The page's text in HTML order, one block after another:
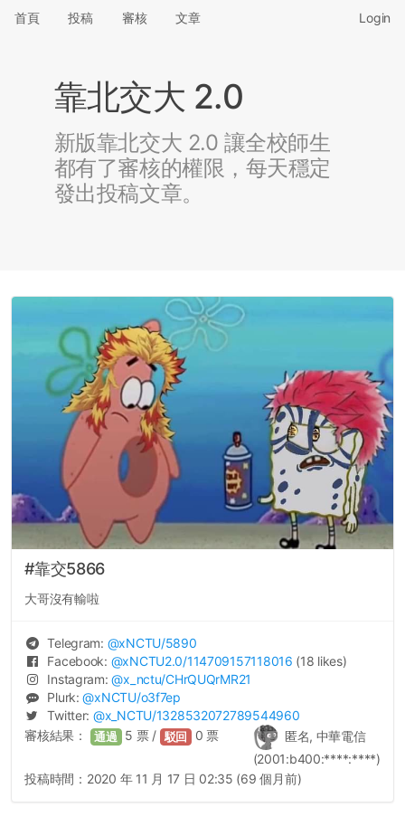
首頁 投稿 審核 文章 Login
靠北交大 2.0
新版靠北交大 2.0 讓全校師生
都有了審核的權限，每天穩定
發出投稿文章。
#靠交5866
大哥沒有輸啦
Telegram: @xNCTU/5890
Facebook: @xNCTU2.0/114709157118016 (18 likes)
Instagram:@x_nctu/CHrQUQrMR21
Plurk:@xNCTU/o3f7ep
Twitter: @x_NCTU/1328532072789544960
匿名, 中華電信
(2001:b400:****:****)
審核結果： 通過 5 票 / 駁回 0 票
投稿時間： 2020 年 11 月 17 日 02:35 (69 個月前)